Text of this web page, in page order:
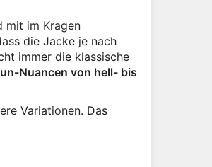
mit im Kragen
die Jacke je nach
immer die klassische
Nuancen von hell- bis
Variationen. Das